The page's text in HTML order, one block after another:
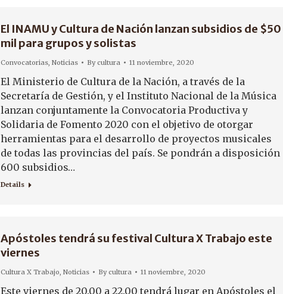
El INAMU y Cultura de Nación lanzan subsidios de $50
mil para grupos y solistas
Convocatorias, Noticias Bycultura 11 noviembre, 2020
El Ministerio de Cultura de la Nación, a través de la
Secretaría de Gestión, y el Instituto Nacional de la Música
lanzan conjuntamente la Convocatoria Productiva y
Solidaria de Fomento 2020 con el objetivo de otorgar
herramientas para el desarrollo de proyectos musicales
de todas las provincias del país. Se pondrán a disposición
600 subsidios…
Details
Apóstoles tendrá su festival Cultura X Trabajo este
viernes
Cultura X Trabajo, Noticias Bycultura 11 noviembre, 2020
Este viernes de 20.00 a 22.00 tendrá lugar en Apóstoles el